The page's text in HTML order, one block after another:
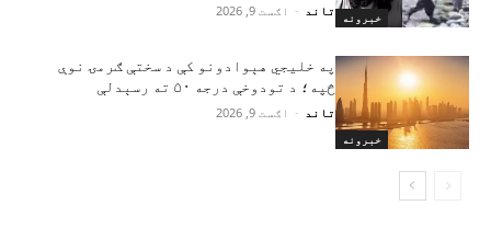
خبرونه تاند - اګست 9, 2026
خبرونه
په خلیجي هېوادونو کې د سختې ګرمۍ نوې
څپه؛ د تودوخې درجه ۵۰ ته رسېدلې
تاند - اګست 9, 2026